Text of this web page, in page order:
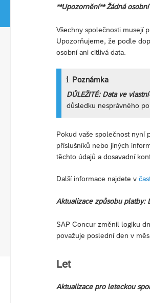
**Upozornění** Žádná
Všechny společnosti musejí
Upozorňujeme, že podle
osobní ani citlivá data.
Poznámka
DŮLEŽITÉ: Data ve
důsledku nesprávného
Pokud vaše společnost nyní
příslušníků nebo jiných
těchto údajů a dosavadní
Další informace najdete v
Aktualizace způsobu platby:
SAP Concur změnil logiku
považuje poslední den v
Let
Aktualizace pro leteckou